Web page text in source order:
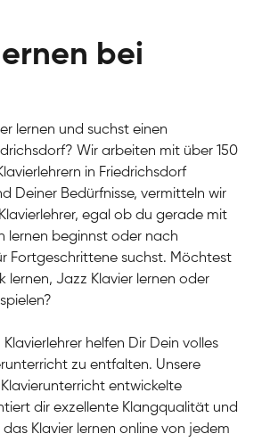
bei
lernen und suchst einen
Wir arbeiten mit über 150
in Friedrichsdorf
Deiner Bedürfnisse, vermitteln wir
egal ob du gerade mit
lernen beginnst oder nach
Fortgeschrittene suchst. Möchtest
lernen, Jazz Klavier lernen oder
helfen Dir Dein volles
zu entfalten. Unsere
entwickelte
dir exzellente Klangqualität und
Klavier lernen online von jedem